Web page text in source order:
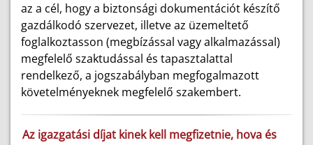
az a cél, hogy a biztonsági dokumentációt készítő
gazdálkodó szervezet, illetve az üzemeltető
foglalkoztasson (megbízással vagy alkalmazással)
megfelelő szaktudással és tapasztalattal
rendelkező, a jogszabályban megfogalmazott
követelményeknek megfelelő szakembert.
Az igazgatási díjat kinek kell megfizetnie, hova és